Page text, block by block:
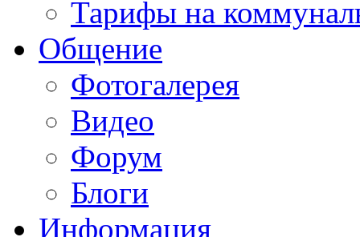
Тарифы на
Общение
Фотогалерея
Видео
Форум
Блоги
Информация